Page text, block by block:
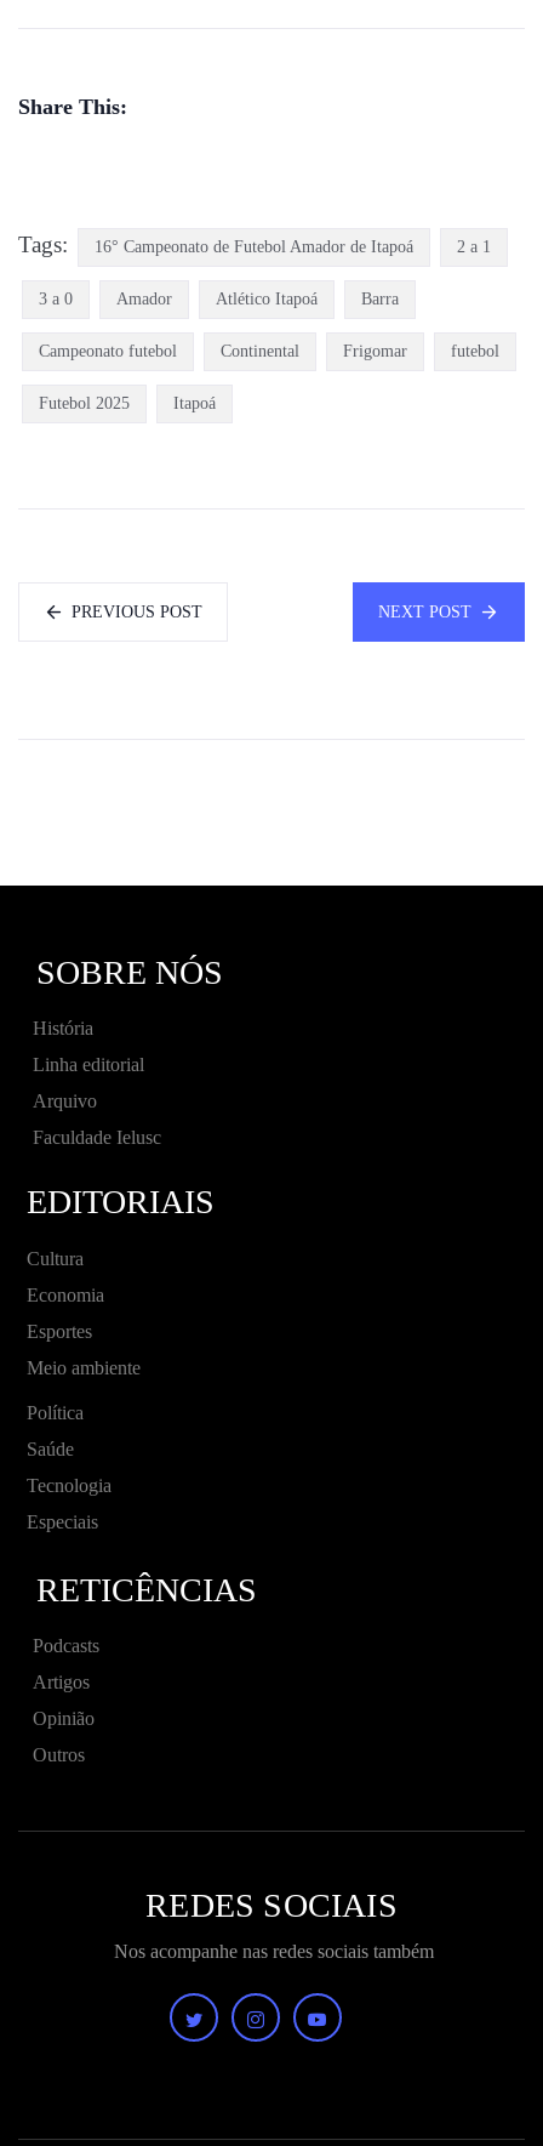
Share This:
Tags: 16° Campeonato de Futebol Amador de Itapoá 2 a 1
3 a 0 Amador Atlético Itapoá Barra
Campeonato futebol Continental Frigomar futebol
Futebol 2025 Itapoá
PREVIOUS POST NEXT POST
SOBRE NÓS
História
Linha editorial
Arquivo
Faculdade Ielusc
EDITORIAIS
Cultura
Economia
Esportes
Meio ambiente
Política
Saúde
Tecnologia
Especiais
RETICÊNCIAS
Podcasts
Artigos
Opinião
Outros
REDES SOCIAIS
Nos acompanhe nas redes sociais também